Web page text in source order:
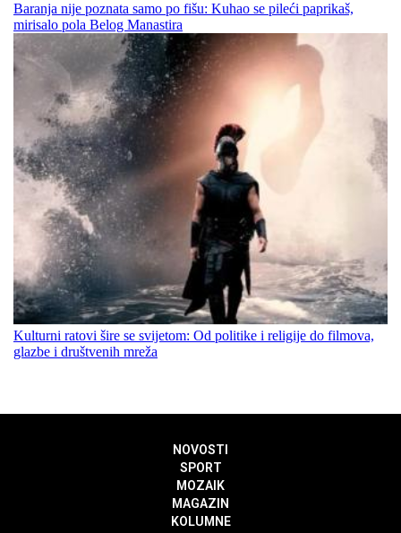
Baranja nije poznata samo po fišu: Kuhao se pileći paprikaš,
mirisalo pola Belog Manastira
Kulturni ratovi šire se svijetom: Od politike i religije do filmova,
glazbe i društvenih mreža
NOVOSTI
SPORT
MOZAIK
MAGAZIN
KOLUMNE